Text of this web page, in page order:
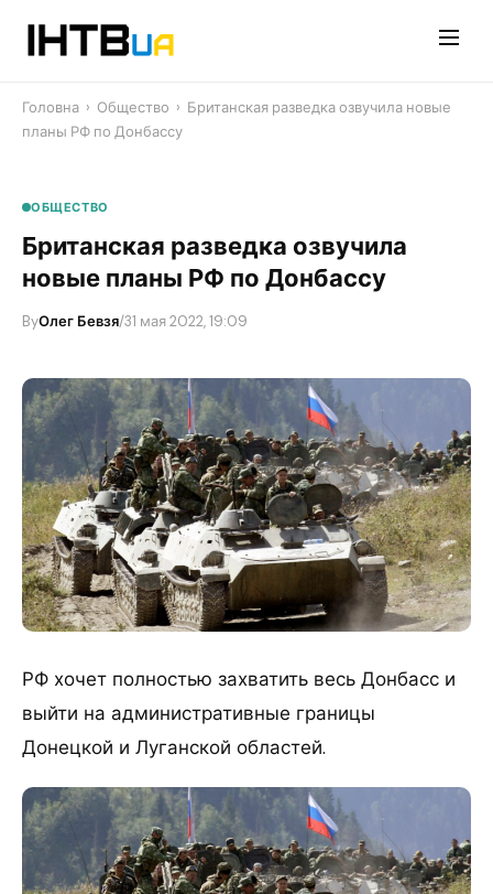
Головна › Общество › ​Британская разведка озвучила новые
планы РФ по Донбассу
ОБЩЕСТВО
​Британская разведка озвучила
новые планы РФ по Донбассу
ByОлег Бевзя/31 мая 2022, 19:09
РФ хочет полностью захватить весь Донбасс и
выйти на административные границы
Донецкой и Луганской областей.